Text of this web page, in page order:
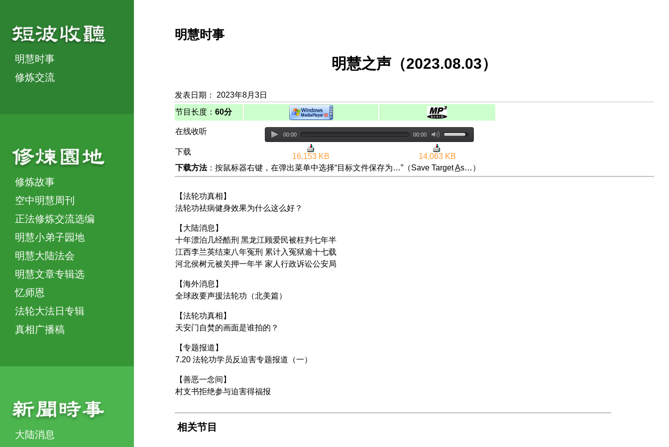
明慧时事
修炼交流
修炼故事
空中明慧周刊
正法修炼交流选编
明慧小弟子园地
明慧大陆法会
明慧文章专辑选
忆师恩
法轮大法日专辑
真相广播稿
大陆消息
明慧时事
明慧之声（2023.08.03）
发表日期： 2023年8月3日
节目长度： 60分
在线收听 00:00 00:00
下载
16,153 KB
14,063 KB
下载方法：按鼠标器右键，在弹出菜单中选择“目标文件保存为…”（Save TargetAs…）
【法轮功真相】
法轮功祛病健身效果为什么这么好？
【大陆消息】
十年漂泊几经酷刑 黑龙江顾爱民被枉判七年半
江西李兰英结束八年冤刑 累计入冤狱逾十七载
河北侯树元被关押一年半 家人行政诉讼公安局
【海外消息】
全球政要声援法轮功（北美篇）
【法轮功真相】
天安门自焚的画面是谁拍的？
【专题报道】
7.20 法轮功学员反迫害专题报道（一）
【善恶一念间】
村支书拒绝参与迫害得福报
相关节目